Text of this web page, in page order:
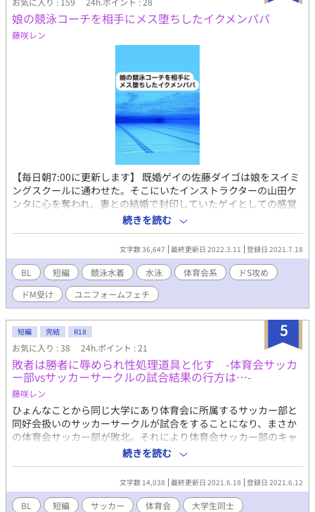
娘の競泳コーチを相手にメス堕ちしたイクメンパパ
藤咲レン
【毎日朝7:00に更新します】 既婚ゲイの佐藤ダイゴは娘をスイミ
ングスクールに通わせた。そこにいたインストラクターの山田ケ
ンタに心を奪われ、妻との結婚で封印していたゲイとしての感覚
を徐々に思い出し・・・。 キャラ設定 ・佐藤ダイゴ。28歳。既婚
ゲイ。妻と娘の3人暮らしで愛妻家のイクメンパパ。過去はドMの
ウケだった。 ・山田ケンタ。24歳。体育大学出身で水泳教室イン
ストラクター。子供たちの前では可愛さを出しているが、本当は
体育会系キャラでドS。
続きを読む
文字数 36,647 最終更新日 2022.3.11 登録日 2021.7.18
BL 短編 競泳水着 水泳 体育会系
ドS攻め
ドM受け
ユニフォームフェチ
5
短編 完結 R18
お気に入り : 38 24h.ポイント : 21
敗者は勝者に辱められ性処理道具と化す -体育会サッカ
ー部vsサッカーサークルの試合結果の行方は…-
藤咲レン
ひょんなことから同じ大学にあり体育会に所属するサッカー部と
同好会扱いのサッカーサークルが試合をすることになり、まさか
の体育会サッカー部が敗北。それにより体育会サッカー部のキャ
プテンを務めるリョウスケを含め部員たちは、サークルのキャプ
テンを務めるユウマたちから辱めを受けることになる。試合後の
プレイ内容というのは・・・・。 あとがき:前半は勝者×敗者によ
るエロ要素満載、最後はちょっと甘々なBLとなっています。
続きを読む
文字数 14,038 最終更新日 2021.6.18 登録日 2021.6.12
BL 短編 サッカー 体育会
大学生同士